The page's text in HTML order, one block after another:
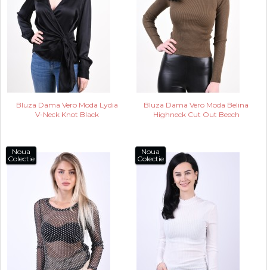
Bluza Dama Vero Moda Lydia
V-Neck Knot Black
Bluza Dama Vero Moda Belina
Highneck Cut Out Beech
Noua
Colectie
Noua
Colectie